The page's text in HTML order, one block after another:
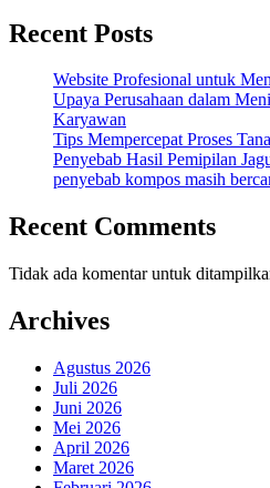
Recent Posts
Website Profesional untuk
Upaya Perusahaan dalam
Karyawan
Tips Mempercepat Proses
Penyebab Hasil Pemipilan
penyebab kompos masih
Recent Comments
Tidak ada komentar untuk
Archives
Agustus 2026
Juli 2026
Juni 2026
Mei 2026
April 2026
Maret 2026